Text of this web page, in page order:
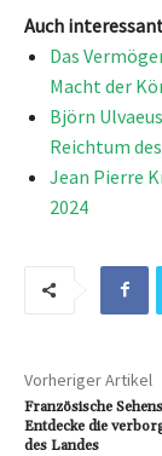
Auch
Das
Macht der
Björn
Reichtum
Jean Pierre
2024
Vorheriger Artikel
Französische
Entdecke die
des Landes